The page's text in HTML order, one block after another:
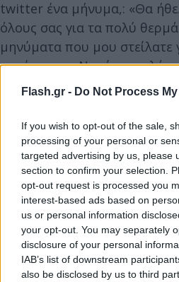
Flash.gr - Do Not Process
If you wish to opt-out of the sale,
processing of your personal or
targeted advertising by us, please
section to confirm your selection.
opt-out request is processed you
interest-based ads based on
us or personal information
your opt-out. You may separately
disclosure of your personal
IAB’s list of downstream
also be disclosed by us to third
twitter ένα μήνυμα,: «Θα
όλους σας για τα πολύ θερμά
μηνύματα που μου στείλατε
πατέρα μου. Να είστε καλά».
psicharis-to-telefteo-antio-
Η σύζυγος του Σταύρου
Τσούτσουρα, με τις δύο
Σοφία